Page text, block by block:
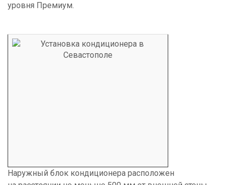
уровня Премиум.
Наружный блок кондиционера расположен